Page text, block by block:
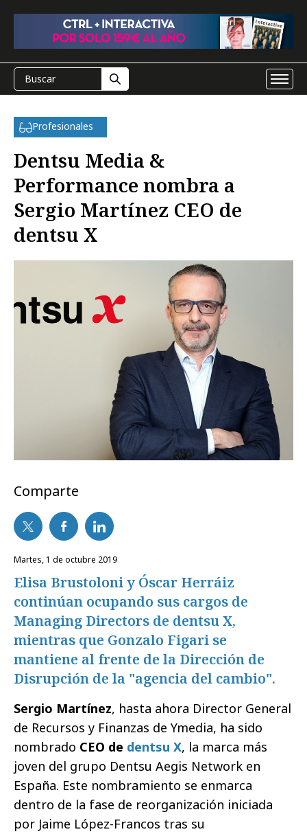
Profesionales
Dentsu Media &
Performance nombra a
Sergio Martínez CEO de
dentsu X
Comparte
martes, 1 de octubre 2019
Elisa Brustoloni y Óscar Herráiz
continúan ocupando sus cargos de
Managing Directors de dentsu X,
mientras que Gonzalo Figari se
mantiene al frente de la Dirección de
Disrupción de la "agencia del cambio".
Sergio Martínez, hasta ahora Director General
de Recursos y Finanzas de Ymedia, ha sido
nombrado CEO de dentsu X, la marca más
joven del grupo Dentsu Aegis Network en
España. Este nombramiento se enmarca
dentro de la fase de reorganización iniciada
por Jaime López-Francos tras su